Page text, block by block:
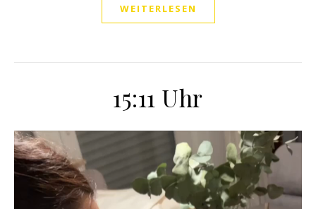
WEITERLESEN
15:11 Uhr